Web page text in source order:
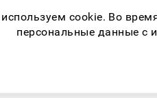
служба по надзору в
защищены
cookie. Во
персональные данные с